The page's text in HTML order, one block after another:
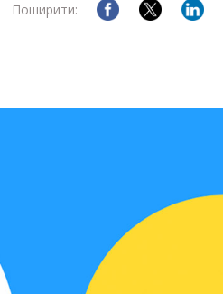
Поширити: